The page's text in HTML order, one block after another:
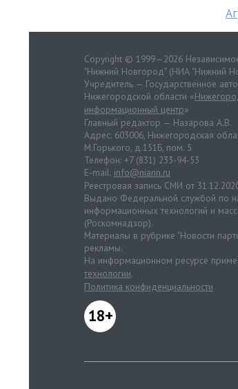
Copyright © 1999—2026
"Нижний Новгород" (НИА "Нижний
Учредитель — Государственное
Нижегородской области «
информационный центр»
Главный редактор — Назарова А.В.
Адрес: 603006, Нижегородская
М.Горького, д.151Б, пом. 5
Телефон: +7 (831) 233-94-53
E-mail: info@niann.ru
Реестровая запись СМИ от
Выдано Федеральной службой по
информационных технологий и
(Роскомнадзор).
Материалы в рубрике "Новости
рекламы.
На информационном ресурсе
технологии.
Политика конфиденциальности
18+